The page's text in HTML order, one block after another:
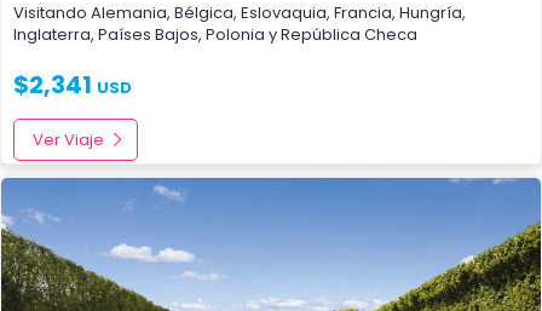
Visitando Alemania, Bélgica, Eslovaquia, Francia, Hungría,
Inglaterra, Países Bajos, Polonia yRepública Checa
$2,341 USD
Ver Viaje